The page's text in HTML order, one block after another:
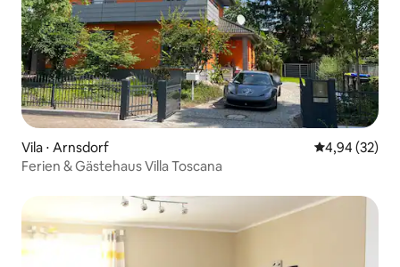
Vila ⋅ Arnsdorf 4,94 de uma
4,94 (32)
Ferien & Gästehaus Villa Toscana